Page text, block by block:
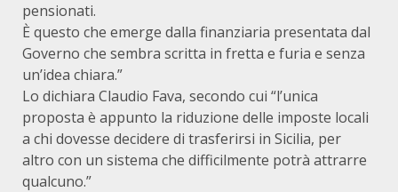
pensionati.
È questo che emerge dalla finanziaria presentata dal
Governo che sembra scritta in fretta e furia e senza
un’idea chiara.”
Lo dichiara Claudio Fava, secondo cui “l’unica
proposta è appunto la riduzione delle imposte locali
a chi dovesse decidere di trasferirsi in Sicilia, per
altro con un sistema che difficilmente potrà attrarre
qualcuno.”